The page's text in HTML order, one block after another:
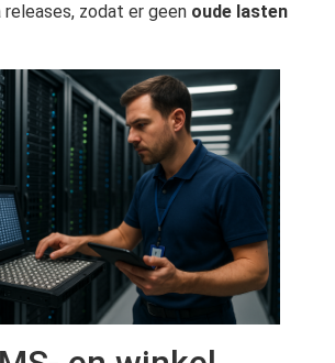
zodat er geen oude lasten